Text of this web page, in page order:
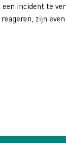
incident te
zijn